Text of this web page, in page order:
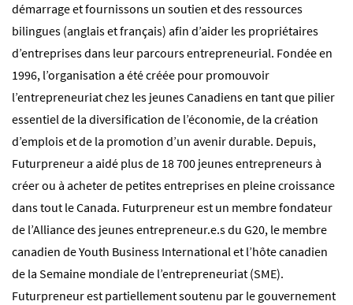
démarrage et fournissons un soutien et des ressources
bilingues (anglais et français) afin d’aider les propriétaires
d’entreprises dans leur parcours entrepreneurial. Fondée en
1996, l’organisation a été créée pour promouvoir
l’entrepreneuriat chez les jeunes Canadiens en tant que pilier
essentiel de la diversification de l’économie, de la création
d’emplois et de la promotion d’un avenir durable. Depuis,
Futurpreneur a aidé plus de 18 700 jeunes entrepreneurs à
créer ou à acheter de petites entreprises en pleine croissance
dans tout le Canada. Futurpreneur est un membre fondateur
de l’Alliance des jeunes entrepreneur.e.s du G20, le membre
canadien deYouth Business Internationalet l’hôte canadien
de la Semaine mondiale de l’entrepreneuriat (SME).
Futurpreneur est partiellement soutenu par le gouvernement